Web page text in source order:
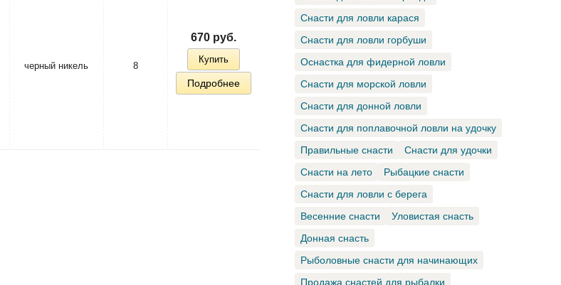
черный никель 8
670 руб.
Купить
Подробнее
Снасти для ловли карася
Снасти для ловли горбуши
Оснастка для фидерной ловли
Снасти для морской ловли
Снасти для донной ловли
Снасти для поплавочной ловли на удочку
Правильные снасти
Снасти для удочки
Снасти на лето
Рыбацкие снасти
Снасти для ловли с берега
Весенние снасти
Уловистая снасть
Донная снасть
Рыболовные снасти для начинающих
Продажа снастей для рыбалки